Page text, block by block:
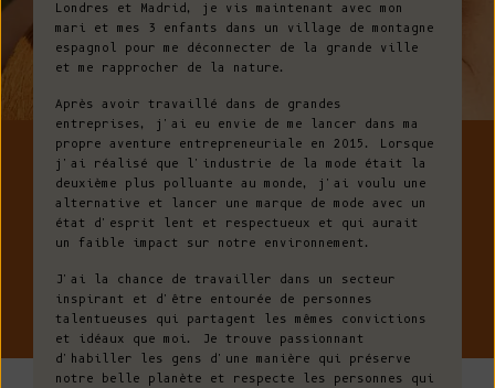
Londres et Madrid, je vis maintenant avec mon
mari et mes 3 enfants dans un village de montagne
espagnol pour me déconnecter de la grande ville
et me rapprocher de la nature.
Après avoir travaillé dans de grandes
entreprises, j'ai eu envie de me lancer dans ma
propre aventure entrepreneuriale en 2015. Lorsque
j'ai réalisé que l'industrie de la mode était la
deuxième plus polluante au monde, j'ai voulu une
alternative et lancer une marque de mode avec un
état d'esprit lent et respectueux et qui aurait
un faible impact sur notre environnement.
J'ai la chance de travailler dans un secteur
inspirant et d'être entourée de personnes
talentueuses qui partagent les mêmes convictions
et idéaux que moi. Je trouve passionnant
d'habiller les gens d'une manière qui préserve
notre belle planète et respecte les personnes qui